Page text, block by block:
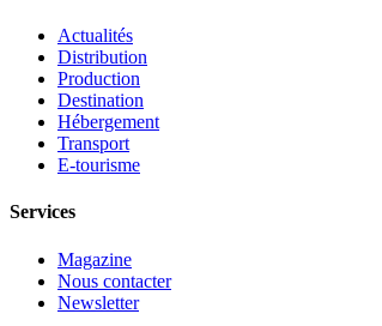
Actualités
Distribution
Production
Destination
Hébergement
Transport
E-tourisme
Services
Magazine
Nous contacter
Newsletter